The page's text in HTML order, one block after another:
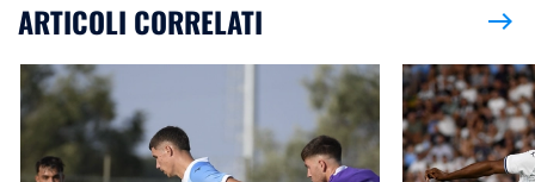
ARTICOLI CORRELATI east